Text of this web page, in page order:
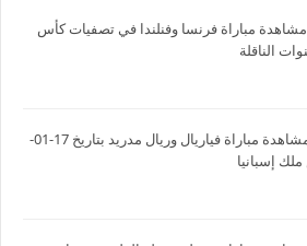
مباراة فرنسا وفنلندا في تصفيات كأس
الناقلة
بث مباشرمشاهدة مباراة فياريال وريال مدريد بتاريخ 17-01-